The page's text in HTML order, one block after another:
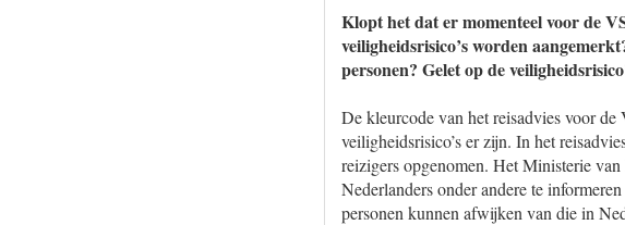
Klopt het dat er momenteel voor de
veiligheidsrisico’s worden
personen? Gelet op de
De kleurcode van het reisadvies voor
veiligheidsrisico’s er zijn. In het
reizigers opgenomen. Het Ministerie
Nederlanders onder andere te
personen kunnen afwijken van die in